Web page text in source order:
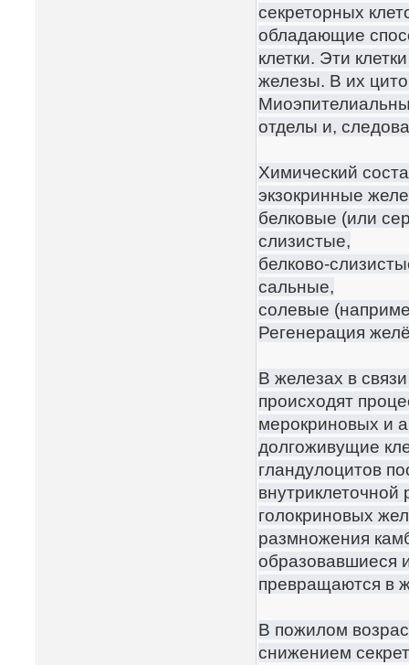
секреторных
обладающие
клетки. Эти
железы. В их
отделы и,
Химический
экзокринные
белковые (или
слизистые,
белково-
сальные,
солевые
Регенерация
В железах в
происходят
мерокриновых и
долгоживущие
гландулоцитов
голокриновых
размножения
образовавшиеся
превращаются в
В пожилом
снижением